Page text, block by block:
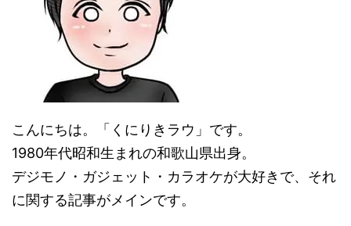
こんにちは。「くにりきラウ」です。
1980年代昭和生まれの和歌山県出身。
デジモノ・ガジェット・カラオケが大好きで、それ
に関する記事がメインです。